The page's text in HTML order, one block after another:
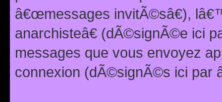
â€œmessages invitÃ©sâ€),
anarchisteâ€ (dÃ©signÃ©e ici
messages que vous envoyez
connexion (dÃ©signÃ©s ici par